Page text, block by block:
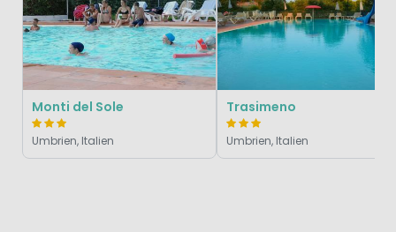
Monti del Sole
Umbrien, Italien
Trasimeno
Umbrien, Italien